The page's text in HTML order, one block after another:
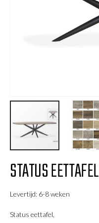
naar
het
van
afbeeldingen-
STATUS EETTAFEL
Levertijd: 6-8 weken
Status eettafel,